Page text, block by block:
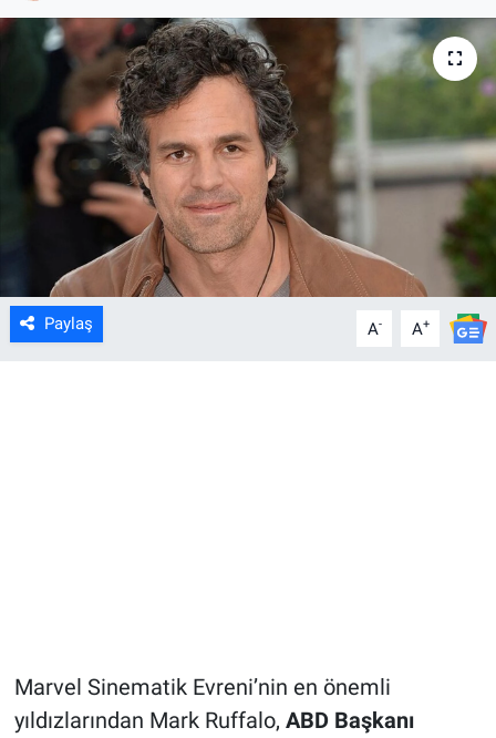
Paylaş A- A+
Marvel Sinematik Evreni’nin en önemli
yıldızlarından Mark Ruffalo, ABD Başkanı